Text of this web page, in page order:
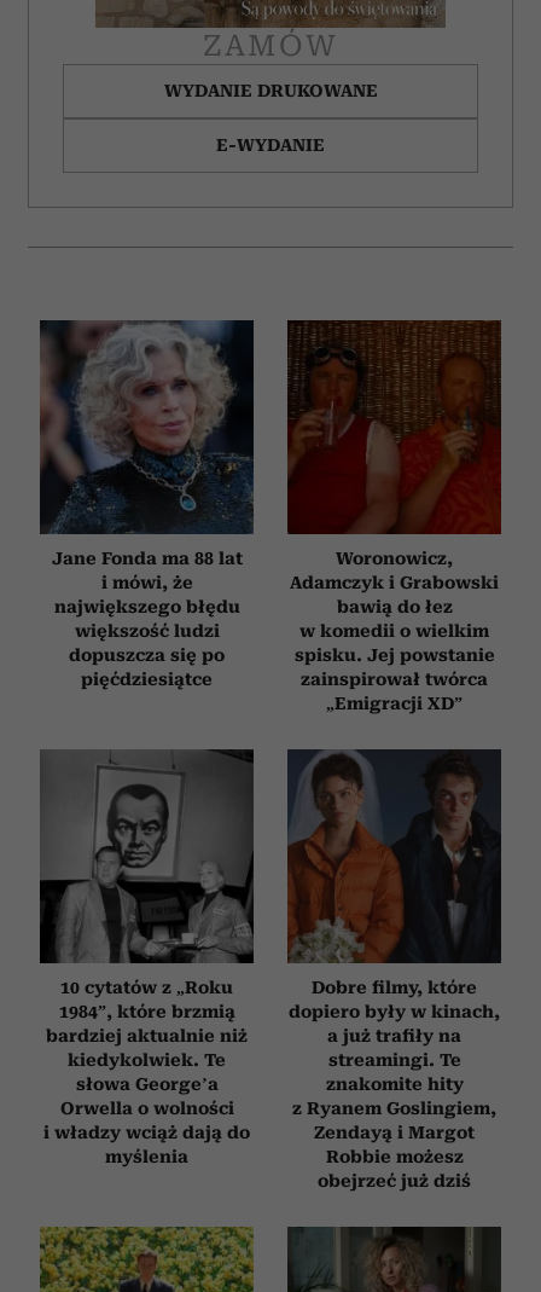
Partnerzy mogą połączyć te informacje z innymi danymi
otrzymanymi od Ciebie lub uzyskanymi podczas
korzystania z ich usług.
ZAMÓW
WYDANIE DRUKOWANE
E-WYDANIE
Jane Fonda ma 88 lat
i mówi, że
największego błędu
większość ludzi
dopuszcza się po
pięćdziesiątce
Woronowicz,
Adamczyk i Grabowski
bawią do łez
w komedii o wielkim
spisku. Jej powstanie
zainspirował twórca
„Emigracji XD”
10 cytatów z „Roku
1984”, które brzmią
bardziej aktualnie niż
kiedykolwiek. Te
słowa George’a
Orwella o wolności
i władzy wciąż dają do
myślenia
Dobre filmy, które
dopiero były w kinach,
a już trafiły na
streamingi. Te
znakomite hity
z Ryanem Goslingiem,
Zendayą i Margot
Robbie możesz
obejrzeć już dziś